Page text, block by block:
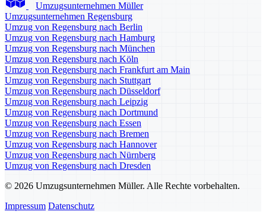
Umzugsunternehmen Müller
Umzugsunternehmen Regensburg
Umzug von Regensburg nach Berlin
Umzug von Regensburg nach Hamburg
Umzug von Regensburg nach München
Umzug von Regensburg nach Köln
Umzug von Regensburg nach Frankfurt am Main
Umzug von Regensburg nach Stuttgart
Umzug von Regensburg nach Düsseldorf
Umzug von Regensburg nach Leipzig
Umzug von Regensburg nach Dortmund
Umzug von Regensburg nach Essen
Umzug von Regensburg nach Bremen
Umzug von Regensburg nach Hannover
Umzug von Regensburg nach Nürnberg
Umzug von Regensburg nach Dresden
© 2026 Umzugsunternehmen Müller. Alle Rechte vorbehalten.
Impressum Datenschutz